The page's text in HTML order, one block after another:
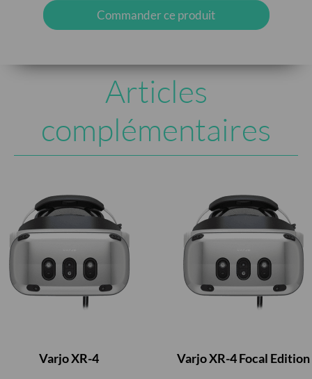
Commander ce produit
Articles
complémentaires
Varjo XR-4 Varjo XR-4 Focal Edition